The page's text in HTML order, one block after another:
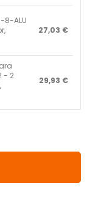
8-ALU
27,03 €
- 2
29,93 €